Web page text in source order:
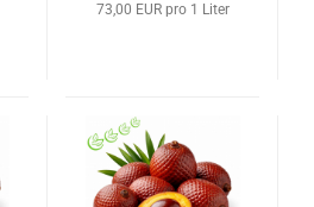
73,00 EUR pro 1 Liter